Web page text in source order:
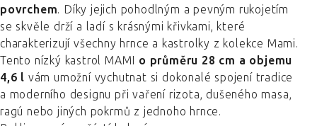
povrchem. Díky jejich pohodlným a pevným rukojetím
se skvěle drží a ladí s krásnými křivkami, které
charakterizují všechny hrnce a kastrolky z kolekce Mami.
Tento nízký kastrol MAMI o průměru 28 cm a objemu
4,6 l vám umožní vychutnat si dokonalé spojení tradice
a moderního designu při vaření rizota, dušeného masa,
ragú nebo jiných pokrmů z jednoho hrnce.